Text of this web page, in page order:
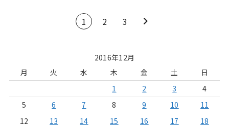
1 2 3
2016年12月
月
火 水 木 金 土
日
1
2 3
4
5
6 7 8 9 10
11
12
13 14 15 16 17
18